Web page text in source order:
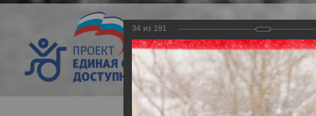
Версия для
34 из 191